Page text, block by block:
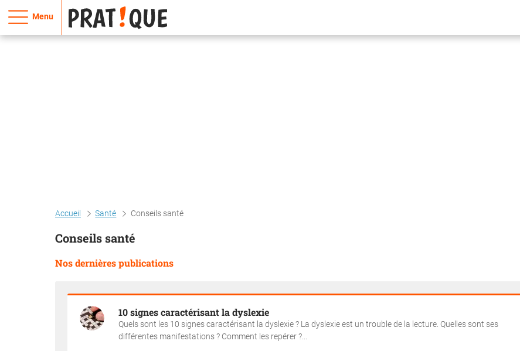
Menu
Accueil Santé Conseils santé
Conseils santé
Nos dernières publications
10 signes caractérisant la dyslexie
Quels sont les 10 signes caractérisant la dyslexie ? La dyslexie est un trouble de la lecture. Quelles sont ses
différentes manifestations ? Comment les repérer ?...